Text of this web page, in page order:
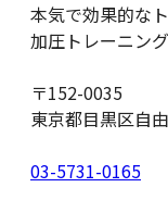
本気で効果的な
加圧トレーニン
〒152-0035
東京都目黒区自
03-5731-0165